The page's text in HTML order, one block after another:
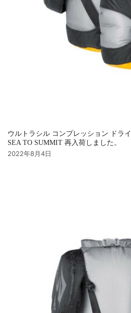
ウルトラシル コンプレッション ドラ
SEA TO SUMMIT 再入荷しました。
2022年8月4日